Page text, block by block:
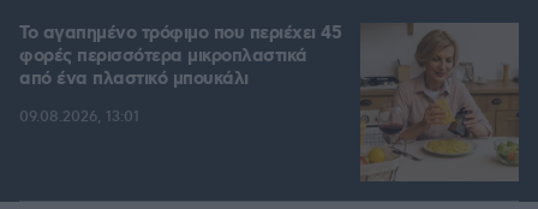
Το αγαπημένο τρόφιμο που περιέχει 45
φορές περισσότερα μικροπλαστικά
από ένα πλαστικό μπουκάλι
09.08.2026, 13:01